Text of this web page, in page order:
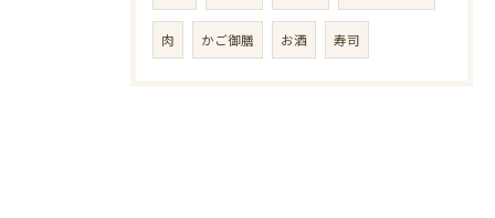
肉 かご御膳 お酒 寿司